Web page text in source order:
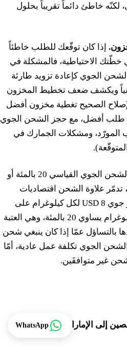
لكنّه خاطئ دائماً تقريباً بحلول
إذا كان توقّعك للطلب خاطئاً
الاحتياطية، فالمشكلة في
الجوي كإعادة تزويد طارئة
ويكشف ضعف تخطيط المخزون
الصحيح تغطية مخزون أفضل
وتوقّع طلب أفضل، مع حجز الشحن الجوي
المورّد، ومشكلات الجمارك في
حين يبلغ الشحن الجوي القياسي 20 بالمئة أو
تدمّر علاوة الشحن اقتصاديات
الوحدة للبضاعة نفسها. فسعر جوي 8 USD لكل كيلوغرام على
بضاعة قيمتها 40 USD لكل كيلوغرام يساوي 20 بالمئة، وهي العتبة
بالتساؤل عمّا إذا كان ينبغي شحن
الجوي تكلفة عمل عادية، أمّا
غير متوافقَين.
الإمارات في 2026؟WhatsApp